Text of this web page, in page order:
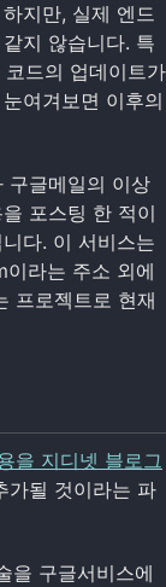
지만, 실제 엔드
지 않습니다. 특
드의 업데이트가
여겨보면 이후의
구글메일의 이상
포스팅 한 적이
다. 이 서비스는
라는 주소 외에
프로젝트로 현재
을 지디넷 블로그
가될 것이라는 파
을 구글서비스에